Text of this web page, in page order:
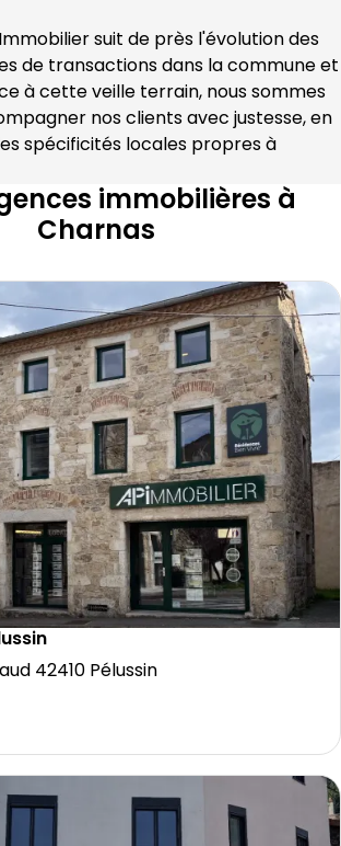
suit de près l'évolution des
de transactions dans la commune et
à cette veille terrain, nous sommes
nos clients avec justesse, en
immobilières à
Charnas
42410 Pélussin